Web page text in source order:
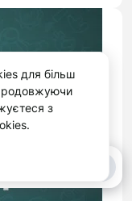
для більш
з